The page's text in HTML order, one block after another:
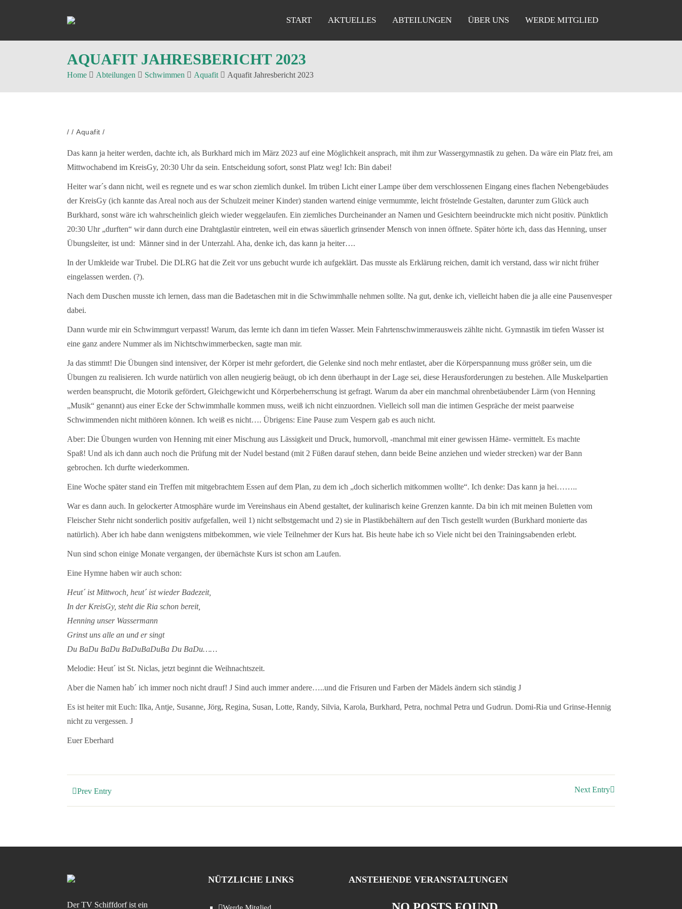
START AKTUELLES ABTEILUNGEN ÜBER UNS WERDE MITGLIED
AQUAFIT JAHRESBERICHT 2023
Home Abteilungen Schwimmen Aquafit Aquafit Jahresbericht 2023
/ / Aquafit /
Das kann ja heiter werden, dachte ich, als Burkhard mich im März 2023 auf eine Möglichkeit ansprach, mit ihm zur Wassergymnastik zu gehen. Da wäre ein Platz frei, am
Mittwochabend im KreisGy, 20:30 Uhr da sein. Entscheidung sofort, sonst Platz weg! Ich: Bin dabei!
Heiter war´s dann nicht, weil es regnete und es war schon ziemlich dunkel. Im trüben Licht einer Lampe über dem verschlossenen Eingang eines flachen Nebengebäudes
der KreisGy (ich kannte das Areal noch aus der Schulzeit meiner Kinder) standen wartend einige vermummte, leicht fröstelnde Gestalten, darunter zum Glück auch
Burkhard, sonst wäre ich wahrscheinlich gleich wieder weggelaufen. Ein ziemliches Durcheinander an Namen und Gesichtern beeindruckte mich nicht positiv. Pünktlich
20:30 Uhr „durften“ wir dann durch eine Drahtglastür eintreten, weil ein etwas säuerlich grinsender Mensch von innen öffnete. Später hörte ich, dass das Henning, unser
Übungsleiter, ist und: Männer sind in der Unterzahl. Aha, denke ich, das kann ja heiter….
In der Umkleide war Trubel. Die DLRG hat die Zeit vor uns gebucht wurde ich aufgeklärt. Das musste als Erklärung reichen, damit ich verstand, dass wir nicht früher
eingelassen werden. (?).
Nach dem Duschen musste ich lernen, dass man die Badetaschen mit in die Schwimmhalle nehmen sollte. Na gut, denke ich, vielleicht haben die ja alle eine Pausenvesper
dabei.
Dann wurde mir ein Schwimmgurt verpasst! Warum, das lernte ich dann im tiefen Wasser. Mein Fahrtenschwimmerausweis zählte nicht. Gymnastik im tiefen Wasser ist
eine ganz andere Nummer als im Nichtschwimmerbecken, sagte man mir.
Ja das stimmt! Die Übungen sind intensiver, der Körper ist mehr gefordert, die Gelenke sind noch mehr entlastet, aber die Körperspannung muss größer sein, um die
Übungen zu realisieren. Ich wurde natürlich von allen neugierig beäugt, ob ich denn überhaupt in der Lage sei, diese Herausforderungen zu bestehen. Alle Muskelpartien
werden beansprucht, die Motorik gefördert, Gleichgewicht und Körperbeherrschung ist gefragt. Warum da aber ein manchmal ohrenbetäubender Lärm (von Henning
„Musik“ genannt) aus einer Ecke der Schwimmhalle kommen muss, weiß ich nicht einzuordnen. Vielleich soll man die intimen Gespräche der meist paarweise
Schwimmenden nicht mithören können. Ich weiß es nicht…. Übrigens: Eine Pause zum Vespern gab es auch nicht.
Aber: Die Übungen wurden von Henning mit einer Mischung aus Lässigkeit und Druck, humorvoll, -manchmal mit einer gewissen Häme- vermittelt. Es machte
Spaß! Und als ich dann auch noch die Prüfung mit der Nudel bestand (mit 2 Füßen darauf stehen, dann beide Beine anziehen und wieder strecken) war der Bann
gebrochen. Ich durfte wiederkommen.
Eine Woche später stand ein Treffen mit mitgebrachtem Essen auf dem Plan, zu dem ich „doch sicherlich mitkommen wollte“. Ich denke: Das kann ja hei……..
War es dann auch. In gelockerter Atmosphäre wurde im Vereinshaus ein Abend gestaltet, der kulinarisch keine Grenzen kannte. Da bin ich mit meinen Buletten vom
Fleischer Stehr nicht sonderlich positiv aufgefallen, weil 1) nicht selbstgemacht und 2) sie in Plastikbehältern auf den Tisch gestellt wurden (Burkhard monierte das
natürlich). Aber ich habe dann wenigstens mitbekommen, wie viele Teilnehmer der Kurs hat. Bis heute habe ich so Viele nicht bei den Trainingsabenden erlebt.
Nun sind schon einige Monate vergangen, der übernächste Kurs ist schon am Laufen.
Eine Hymne haben wir auch schon:
Heut´ ist Mittwoch, heut´ ist wieder Badezeit,
In der KreisGy, steht die Ria schon bereit,
Henning unser Wassermann
Grinst uns alle an und er singt
Du BaDu BaDu BaDuBaDuBa Du BaDu……
Melodie: Heut´ ist St. Niclas, jetzt beginnt die Weihnachtszeit.
Aber die Namen hab´ ich immer noch nicht drauf! J Sind auch immer andere…..und die Frisuren und Farben der Mädels ändern sich ständig J
Es ist heiter mit Euch: Ilka, Antje, Susanne, Jörg, Regina, Susan, Lotte, Randy, Silvia, Karola, Burkhard, Petra, nochmal Petra und Gudrun. Domi-Ria und Grinse-Hennig
nicht zu vergessen. J
Euer Eberhard
Prev Entry Next Entry
Der TV Schiffdorf ist ein
NÜTZLICHE LINKS ANSTEHENDE VERANSTALTUNGEN